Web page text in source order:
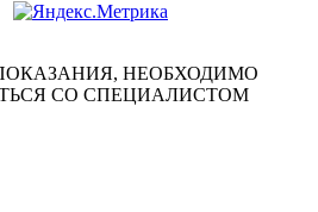
НЕОБХОДИМО
СО СПЕЦИАЛИСТОМ